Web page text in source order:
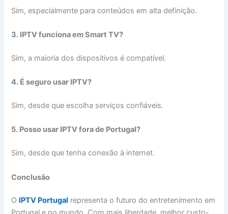
Sim, especialmente para conteúdos em alta definição.
3. IPTV funciona em Smart TV?
Sim, a maioria dos dispositivos é compatível.
4. É seguro usar IPTV?
Sim, desde que escolha serviços confiáveis.
5. Posso usar IPTV fora de Portugal?
Sim, desde que tenha conexão à internet.
Conclusão
O IPTV Portugal representa o futuro do entretenimento em